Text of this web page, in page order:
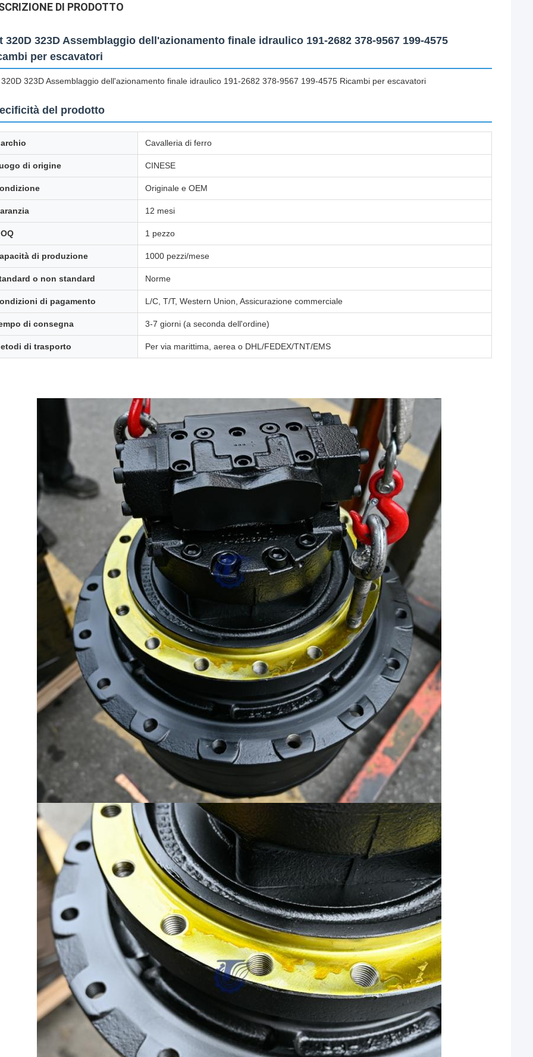
DI PRODOTTO
320D 323D Assemblaggio dell'azionamento finale idraulico 191-2682 378-9567 199-4575
per escavatori
323D Assemblaggio dell'azionamento finale idraulico 191-2682 378-9567 199-4575 Ricambi per escavatori
del prodotto
Cavalleria di ferro
di origine CINESE
Originale e OEM
12 mesi
1 pezzo
di produzione 1000 pezzi/mese
o non standard Norme
di pagamento L/C, T/T, Western Union, Assicurazione commerciale
di consegna 3-7 giorni (a seconda dell'ordine)
di trasporto Per via marittima, aerea o DHL/FEDEX/TNT/EMS